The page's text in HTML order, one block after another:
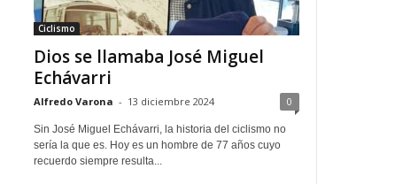
Ciclismo
Dios se llamaba José Miguel
Echávarri
Alfredo Varona - 13 diciembre 2024 0
Sin José Miguel Echávarri, la historia del ciclismo no
sería la que es. Hoy es un hombre de 77 años cuyo
recuerdo siempre resulta...